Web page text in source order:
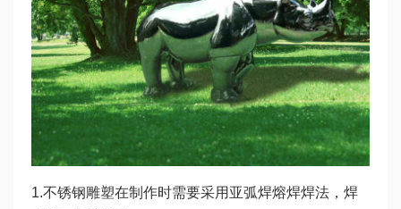
1.不锈钢雕塑在制作时需要采用亚弧焊熔焊焊法，焊